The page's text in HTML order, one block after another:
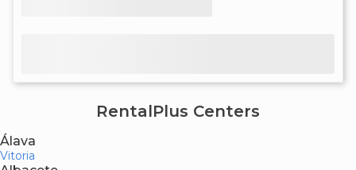
RentalPlus Centers
Álava
Vitoria